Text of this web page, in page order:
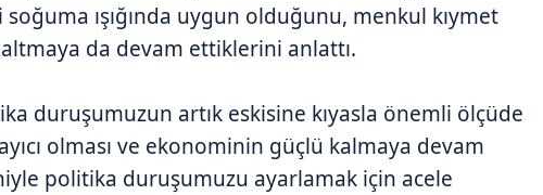
soğuma ışığında uygun olduğunu, menkul kıymet
da devam ettiklerini anlattı.
duruşumuzun artık eskisine kıyasla önemli ölçüde
olması ve ekonominin güçlü kalmaya devam
politika duruşumuzu ayarlamak için acele